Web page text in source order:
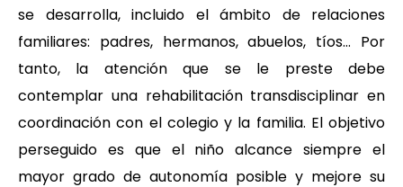
se desarrolla, incluido el ámbito de relaciones
familiares: padres, hermanos, abuelos, tíos… Por
tanto, la atención que se le preste debe
contemplar una rehabilitación transdisciplinar en
coordinación con el colegio y la familia. El objetivo
perseguido es que el niño alcance siempre el
mayor grado de autonomía posible y mejore su